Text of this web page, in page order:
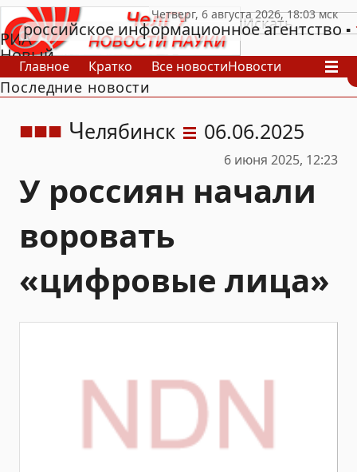
РИА
Новый
День
российское информационное агентство
Главное Кратко Все новостиНовости
В России
В мире
Последние новости
Челябинск 06.06.2025
6 июня 2025, 12:23
У россиян начали
воровать
«цифровые лица»